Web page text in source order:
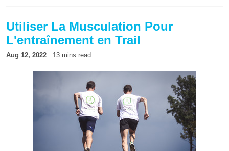
Utiliser La Musculation Pour
L'entraînement en Trail
Aug 12, 2022 13 mins read